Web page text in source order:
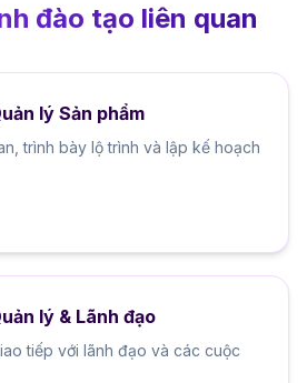
đào tạo liên quan
lý Sản phẩm
trình bày lộ trình và lập kế hoạch
lý & Lãnh đạo
tiếp với lãnh đạo và các cuộc